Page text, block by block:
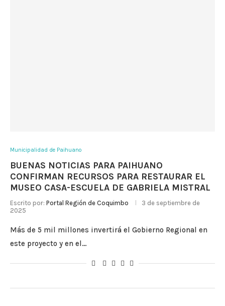
Municipalidad de Paihuano
BUENAS NOTICIAS PARA PAIHUANO
CONFIRMAN RECURSOS PARA RESTAURAR EL
MUSEO CASA-ESCUELA DE GABRIELA MISTRAL
Escrito por: Portal Región de Coquimbo
3 de septiembre de
2025
Más de 5 mil millones invertirá el Gobierno Regional en
este proyecto y en el…